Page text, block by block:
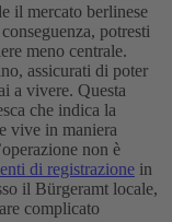
il mercato berlinese
potresti
meno centrale.
assicurati di poter
a vivere. Questa
che indica la
vive in maniera
non è
di registrazione in
il Bürgeramt locale,
complicato